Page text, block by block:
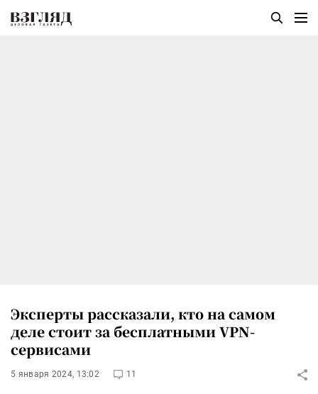
Эксперты рассказали, кто на самом
деле стоит за бесплатными VPN-
сервисами
5 января 2024, 13:02 11